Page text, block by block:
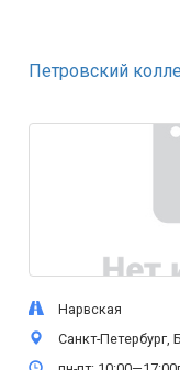
Петровский
Нарвская
Санкт-Петербург,